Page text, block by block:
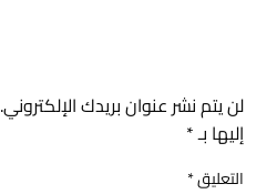
لن يتم نشر عنوان بريدك الإلكتروني.
إليها بـ*
التعليق*